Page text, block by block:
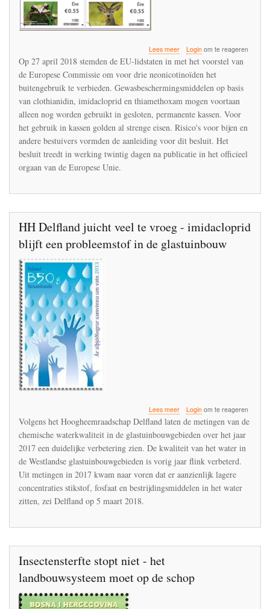
Lees meerover
Ctgb
binnen
drie
maanden
uitvoering
aan
het
Europese
besluit
Loginom te reageren
Op 27 april 2018 stemden de EU-lidstaten in met het voorstel van
de Europese Commissie om voor drie neonicotinoïden het
buitengebruik te verbieden. Gewasbeschermingsmiddelen op basis
van clothianidin, imidacloprid en thiamethoxam mogen voortaan
alleen nog worden gebruikt in gesloten, permanente kassen. Voor
het gebruik in kassen golden al strenge eisen. Risico's voor bijen en
andere bestuivers vormden de aanleiding voor dit besluit. Het
besluit treedt in werking twintig dagen na publicatie in het officieel
orgaan van de Europese Unie.
HH Delfland juicht veel te vroeg - imidacloprid
blijft een probleemstof in de glastuinbouw
Lees meerover
HH
juicht
veel
te
vroeg
-
imidacloprid
Loginom te reageren
Volgens het Hoogheemraadschap Delfland laten de metingen van de
chemische waterkwaliteit in de glastuinbouwgebieden over het jaar
2017 een duidelijke verbetering zien. De kwaliteit van het water in
de Westlandse glastuinbouwgebieden is vorig jaar flink verbeterd.
Uit metingen in 2017 kwam naar voren dat er aanzienlijk lagere
concentraties stikstof, fosfaat en bestrijdingsmiddelen in het water
zitten, zei Delfland op 5 maart 2018.
Insectensterfte stopt niet - het
landbouwsysteem moet op de schop